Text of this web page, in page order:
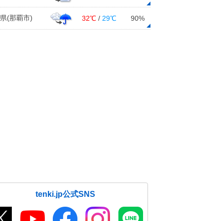
(那覇市) 32℃ / 29℃ 90%
tenki.jp公式SNS